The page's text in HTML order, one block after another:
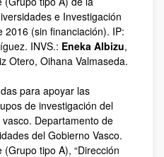
e Investigación
2016 (sin financiación). IP:
INVS.: Eneka Albizu,
Otero, Oihana Valmaseda.
para apoyar las
de investigación del
Departamento de
del Gobierno Vasco.
tipo A), “Dirección